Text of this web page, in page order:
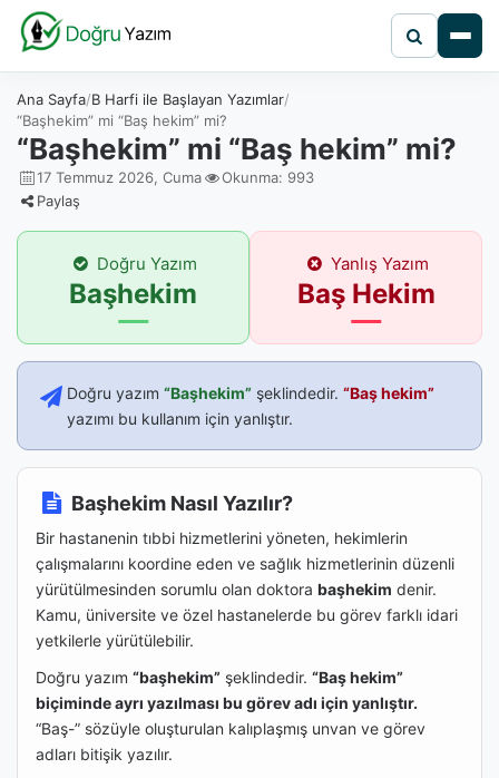
Ana Sayfa B Harfi ile Başlayan Yazımlar
“Başhekim” mi “Baş hekim” mi?
“Başhekim” mi “Baş hekim” mi?
17 Temmuz 2026, Cuma
Okunma: 993
Paylaş
Doğru Yazım
Başhekim
Yanlış Yazım
Baş Hekim
Doğru yazım “Başhekim” şeklindedir. “Baş hekim”
yazımı bu kullanım için yanlıştır.
Başhekim Nasıl Yazılır?
Bir hastanenin tıbbi hizmetlerini yöneten, hekimlerin
çalışmalarını koordine eden ve sağlık hizmetlerinin düzenli
yürütülmesinden sorumlu olan doktora başhekim denir.
Kamu, üniversite ve özel hastanelerde bu görev farklı idari
yetkilerle yürütülebilir.
Doğru yazım “başhekim” şeklindedir. “Baş hekim”
biçiminde ayrı yazılması bu görev adı için yanlıştır.
“Baş-” sözüyle oluşturulan kalıplaşmış unvan ve görev
adları bitişik yazılır.